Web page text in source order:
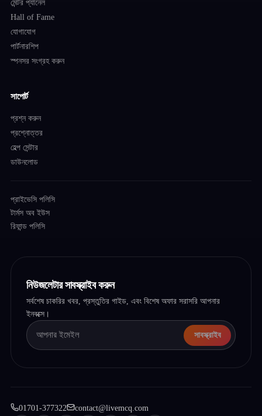
মেন্টর প্যানেল
Hall of Fame
যোগাযোগ
পার্টনারশিপ
স্পনসর সংগ্রহ করুন
সাপোর্ট
প্রশ্ন করুন
প্রশ্নোত্তর
হেল্প সেন্টার
ডাউনলোড
প্রাইভেসি পলিসি
টার্মস অব ইউস
রিফান্ড পলিসি
নিউজলেটার সাবস্ক্রাইব করুন
সর্বশেষ চাকরির খবর, প্রস্তুতির গাইড, এবং বিশেষ অফার সরাসরি আপনার
ইনবক্সে।
সাবস্ক্রাইব
01701-377322 contact@livemcq.com